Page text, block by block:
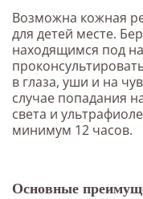
Возможна кожная
для детей месте.
находящимся под
в глаза, уши и на
случае попадания
света и
минимум 12 часов.
Основные